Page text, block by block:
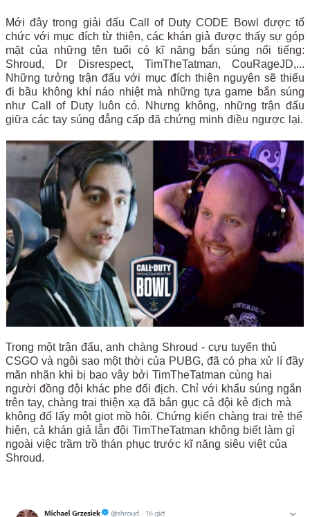
Mới đây trong giải đấu Call of Duty CODE Bowl được tổ
chức với mục đích từ thiện, các khán giả được thấy sự góp
mặt của những tên tuổi có kĩ năng bắn súng nổi tiếng:
Shroud, Dr Disrespect, TimTheTatman, CouRageJD,...
Những tưởng trận đấu với mục đích thiện nguyện sẽ thiếu
đi bầu không khí náo nhiệt mà những tựa game bắn súng
như Call of Duty luôn có. Nhưng không, những trận đấu
giữa các tay súng đẳng cấp đã chứng minh điều ngược lại.
Trong một trận đấu, anh chàng Shroud - cựu tuyển thủ
CSGO và ngôi sao một thời của PUBG, đã có pha xử lí đầy
mãn nhãn khi bị bao vây bởi TimTheTatman cùng hai
người đồng đội khác phe đối địch. Chỉ với khẩu súng ngắn
trên tay, chàng trai thiện xạ đã bắn gục cả đội kẻ địch mà
không đổ lấy một giọt mồ hôi. Chứng kiến chàng trai trẻ thể
hiện, cả khán giả lẫn đội TimTheTatman không biết làm gì
ngoài việc trầm trồ thán phục trước kĩ năng siêu việt của
Shroud.